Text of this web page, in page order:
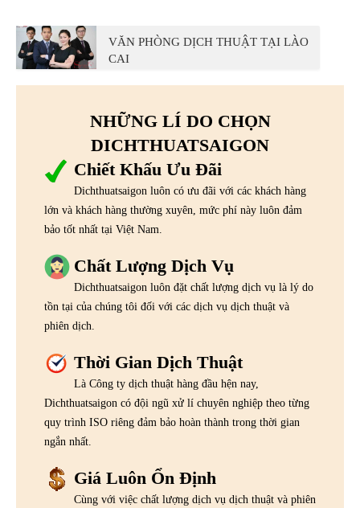
VĂN PHÒNG DỊCH THUẬT TẠI LÀO
CAI
NHỮNG LÍ DO CHỌN
DICHTHUATSAIGON
Chiết Khấu Ưu Đãi
Dichthuatsaigon luôn có ưu đãi với các khách hàng
lớn và khách hàng thường xuyên, mức phí này luôn đảm
bảo tốt nhất tại Việt Nam.
Chất Lượng Dịch Vụ
Dichthuatsaigon luôn đặt chất lượng dịch vụ là lý do
tồn tại của chúng tôi đối với các dịch vụ dịch thuật và
phiên dịch.
Thời Gian Dịch Thuật
Là Công ty dịch thuật hàng đầu hện nay,
Dichthuatsaigon có đội ngũ xử lí chuyên nghiệp theo từng
quy trình ISO riêng đảm bảo hoàn thành trong thời gian
ngắn nhất.
Giá Luôn Ổn Định
Cùng với việc chất lượng dịch vụ dịch thuật và phiên